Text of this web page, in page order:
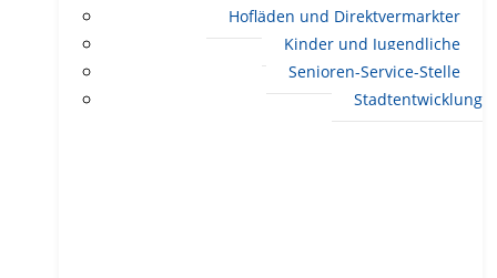
Hofläden und Direktvermarkter
Kinder und Jugendliche
Senioren-Service-Stelle
Stadtentwicklung